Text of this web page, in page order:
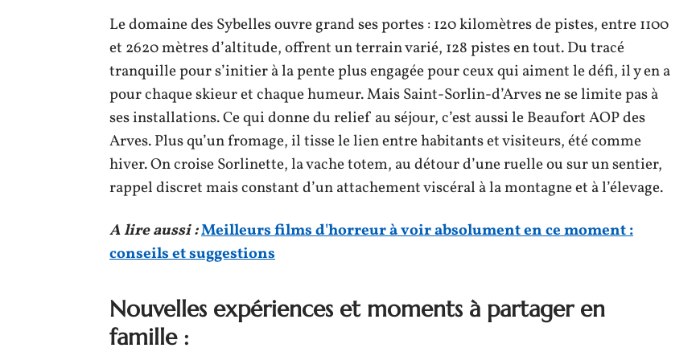
Le domaine des Sybelles ouvre grand ses portes : 120 kilomètres de pistes, entre 1100
et 2620 mètres d’altitude, offrent un terrain varié, 128 pistes en tout. Du tracé
tranquille pour s’initier à la pente plus engagée pour ceux qui aiment le défi, il y en a
pour chaque skieur et chaque humeur. Mais Saint-Sorlin-d’Arves ne se limite pas à
ses installations. Ce qui donne du relief au séjour, c’est aussi le Beaufort AOP des
Arves. Plus qu’un fromage, il tisse le lien entre habitants et visiteurs, été comme
hiver. On croise Sorlinette, la vache totem, au détour d’une ruelle ou sur un sentier,
rappel discret mais constant d’un attachement viscéral à la montagne et à l’élevage.
A lire aussi :Meilleurs films d'horreur à voir absolument en ce moment :
conseils et suggestions
Nouvelles expériences et moments à partager en
famille :